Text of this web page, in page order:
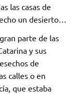
las casas de
un desierto…
parte de las
y sus
de
calles o en
que estaba